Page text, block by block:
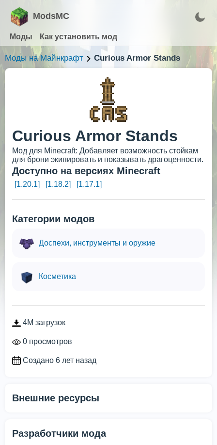
ModsMC
Моды Как установить мод
Моды на Майнкрафт Curious Armor Stands
Curious Armor Stands
Мод для Minecraft: Добавляет возможность стойкам
для брони экипировать и показывать драгоценности.
Доступно на версиях Minecraft
[1.20.1] [1.18.2] [1.17.1]
Категории модов
Доспехи, инструменты и оружие
Косметика
4M загрузок
0 просмотров
Создано 6 лет назад
Внешние ресурсы
Разработчики мода